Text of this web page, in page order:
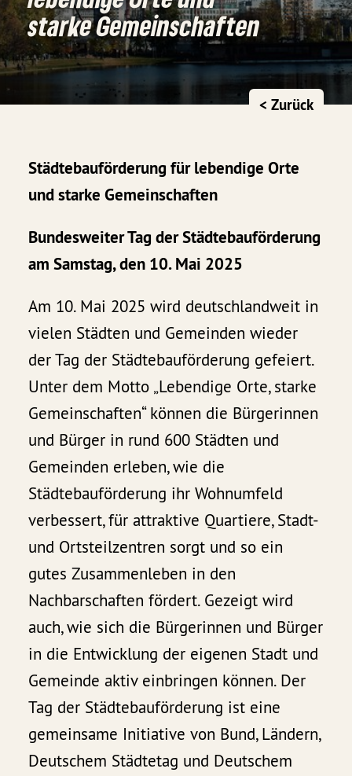
starke Gemeinschaften
< Zurück
Städtebauförderung für lebendige Orte
und starke Gemeinschaften
Bundesweiter Tag der Städtebauförderung
am Samstag, den 10. Mai 2025
Am 10. Mai 2025 wird deutschlandweit in
vielen Städten und Gemeinden wieder
der Tag der Städtebauförderung gefeiert.
Unter dem Motto „Lebendige Orte, starke
Gemeinschaften“ können die Bürgerinnen
und Bürger in rund 600 Städten und
Gemeinden erleben, wie die
Städtebauförderung ihr Wohnumfeld
verbessert, für attraktive Quartiere, Stadt-
und Ortsteilzentren sorgt und so ein
gutes Zusammenleben in den
Nachbarschaften fördert. Gezeigt wird
auch, wie sich die Bürgerinnen und Bürger
in die Entwicklung der eigenen Stadt und
Gemeinde aktiv einbringen können. Der
Tag der Städtebauförderung ist eine
gemeinsame Initiative von Bund, Ländern,
Deutschem Städtetag und Deutschem